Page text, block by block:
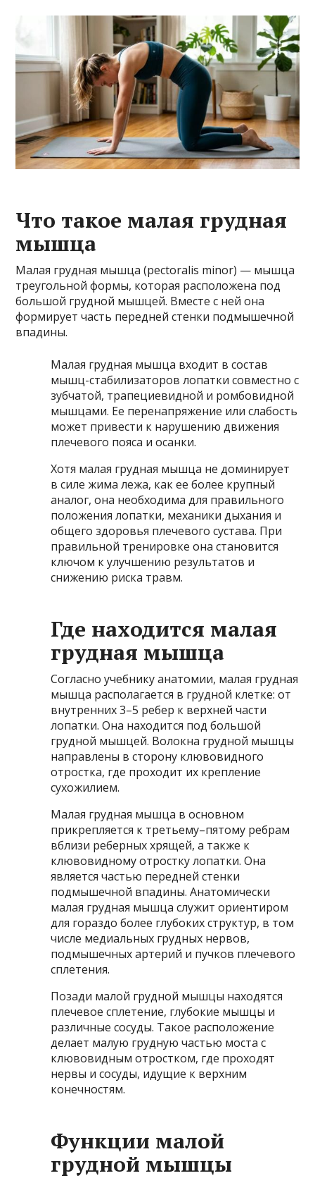
Что такое малая грудная
мышца
Малая грудная мышца (pectoralis minor) — мышца
треугольной формы, которая расположена под
большой грудной мышцей. Вместе с ней она
формирует часть передней стенки подмышечной
впадины.
Малая грудная мышца входит в состав
мышц-стабилизаторов лопатки совместно с
зубчатой, трапециевидной и ромбовидной
мышцами. Ее перенапряжение или слабость
может привести к нарушению движения
плечевого пояса и осанки.
Хотя малая грудная мышца не доминирует
в силе жима лежа, как ее более крупный
аналог, она необходима для правильного
положения лопатки, механики дыхания и
общего здоровья плечевого сустава. При
правильной тренировке она становится
ключом к улучшению результатов и
снижению риска травм.
Где находится малая
грудная мышца
Согласно учебнику анатомии, малая грудная
мышца располагается в грудной клетке: от
внутренних 3–5 ребер к верхней части
лопатки. Она находится под большой
грудной мышцей. Волокна грудной мышцы
направлены в сторону клювовидного
отростка, где проходит их крепление
сухожилием.
Малая грудная мышца в основном
прикрепляется к третьему–пятому ребрам
вблизи реберных хрящей, а также к
клювовидному отростку лопатки. Она
является частью передней стенки
подмышечной впадины. Анатомически
малая грудная мышца служит ориентиром
для гораздо более глубоких структур, в том
числе медиальных грудных нервов,
подмышечных артерий и пучков плечевого
сплетения.
Позади малой грудной мышцы находятся
плечевое сплетение, глубокие мышцы и
различные сосуды. Такое расположение
делает малую грудную частью моста с
клювовидным отростком, где проходят
нервы и сосуды, идущие к верхним
конечностям.
Функции малой
грудной мышцы